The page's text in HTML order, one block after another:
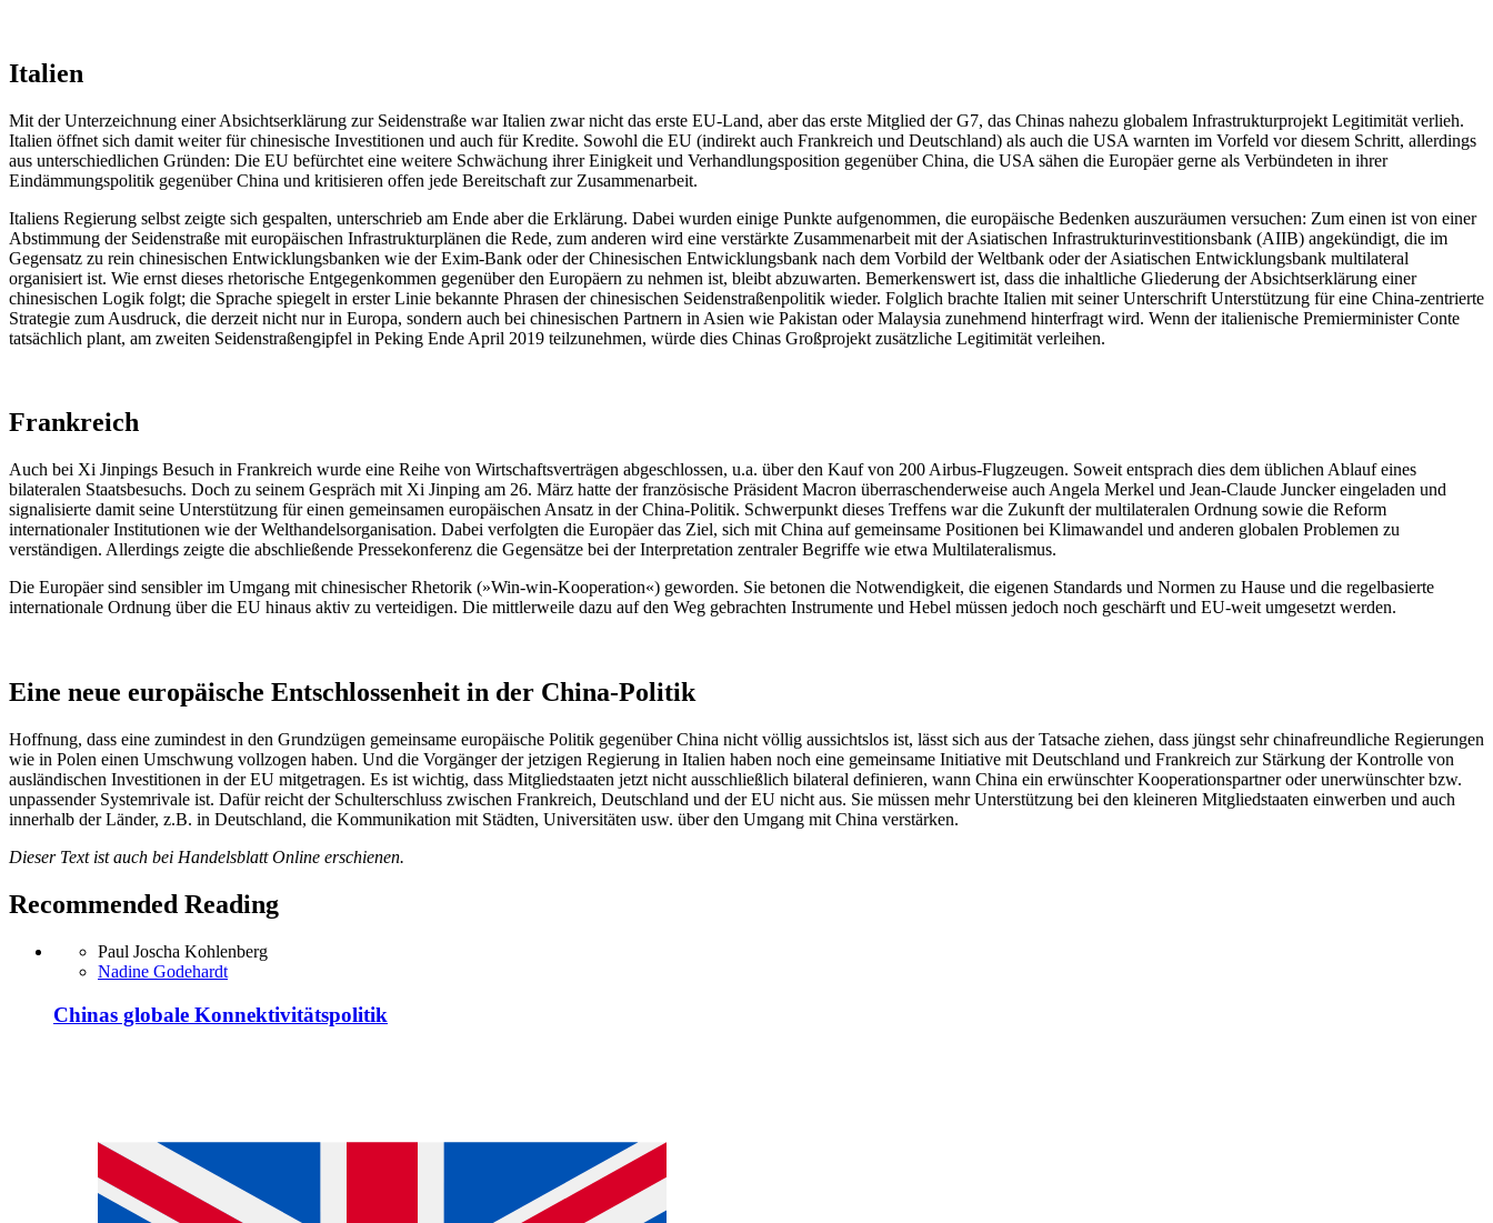
Italien
Mit der Unterzeichnung einer Absichtserklärung zur Seidenstraße war Italien zwar nicht das erste EU-Land, aber das erste Mitglied der G7, das Chinas nahezu globalem Infrastrukturprojekt Legitimität verlieh.
Italien öffnet sich damit weiter für chinesische Investitionen und auch für Kredite. Sowohl die EU (indirekt auch Frankreich und Deutschland) als auch die USA warnten im Vorfeld vor diesem Schritt, allerdings
aus unterschiedlichen Gründen: Die EU befürchtet eine weitere Schwächung ihrer Einigkeit und Verhandlungsposition gegenüber China, die USA sähen die Europäer gerne als Verbündeten in ihrer
Eindämmungspolitik gegenüber China und kritisieren offen jede Bereitschaft zur Zusammenarbeit.
Italiens Regierung selbst zeigte sich gespalten, unterschrieb am Ende aber die Erklärung. Dabei wurden einige Punkte aufgenommen, die europäische Bedenken auszuräumen versuchen: Zum einen ist von einer
Abstimmung der Seidenstraße mit europäischen Infrastrukturplänen die Rede, zum anderen wird eine verstärkte Zusammenarbeit mit der Asiatischen Infrastrukturinvestitionsbank (AIIB) angekündigt, die im
Gegensatz zu rein chinesischen Entwicklungsbanken wie der Exim-Bank oder der Chinesischen Entwicklungsbank nach dem Vorbild der Weltbank oder der Asiatischen Entwicklungsbank multilateral
organisiert ist. Wie ernst dieses rhetorische Entgegenkommen gegenüber den Europäern zu nehmen ist, bleibt abzuwarten. Bemerkenswert ist, dass die inhaltliche Gliederung der Absichtserklärung einer
chinesischen Logik folgt; die Sprache spiegelt in erster Linie bekannte Phrasen der chinesischen Seidenstraßenpolitik wieder. Folglich brachte Italien mit seiner Unterschrift Unterstützung für eine China-zentrierte
Strategie zum Ausdruck, die derzeit nicht nur in Europa, sondern auch bei chinesischen Partnern in Asien wie Pakistan oder Malaysia zunehmend hinterfragt wird. Wenn der italienische Premierminister Conte
tatsächlich plant, am zweiten Seidenstraßengipfel in Peking Ende April 2019 teilzunehmen, würde dies Chinas Großprojekt zusätzliche Legitimität verleihen.
Frankreich
Auch bei Xi Jinpings Besuch in Frankreich wurde eine Reihe von Wirtschaftsverträgen abgeschlossen, u.a. über den Kauf von 200 Airbus-Flugzeugen. Soweit entsprach dies dem üblichen Ablauf eines
bilateralen Staatsbesuchs. Doch zu seinem Gespräch mit Xi Jinping am 26. März hatte der französische Präsident Macron überraschenderweise auch Angela Merkel und Jean-Claude Juncker eingeladen und
signalisierte damit seine Unterstützung für einen gemeinsamen europäischen Ansatz in der China-Politik. Schwerpunkt dieses Treffens war die Zukunft der multilateralen Ordnung sowie die Reform
internationaler Institutionen wie der Welthandelsorganisation. Dabei verfolgten die Europäer das Ziel, sich mit China auf gemeinsame Positionen bei Klimawandel und anderen globalen Problemen zu
verständigen. Allerdings zeigte die abschließende Pressekonferenz die Gegensätze bei der Interpretation zentraler Begriffe wie etwa Multilateralismus.
Die Europäer sind sensibler im Umgang mit chinesischer Rhetorik (»Win-win-Kooperation«) geworden. Sie betonen die Notwendigkeit, die eigenen Standards und Normen zu Hause und die regelbasierte
internationale Ordnung über die EU hinaus aktiv zu verteidigen. Die mittlerweile dazu auf den Weg gebrachten Instrumente und Hebel müssen jedoch noch geschärft und EU-weit umgesetzt werden.
Eine neue europäische Entschlossenheit in der China-Politik
Hoffnung, dass eine zumindest in den Grundzügen gemeinsame europäische Politik gegenüber China nicht völlig aussichtslos ist, lässt sich aus der Tatsache ziehen, dass jüngst sehr chinafreundliche Regierungen
wie in Polen einen Umschwung vollzogen haben. Und die Vorgänger der jetzigen Regierung in Italien haben noch eine gemeinsame Initiative mit Deutschland und Frankreich zur Stärkung der Kontrolle von
ausländischen Investitionen in der EU mitgetragen. Es ist wichtig, dass Mitgliedstaaten jetzt nicht ausschließlich bilateral definieren, wann China ein erwünschter Kooperationspartner oder unerwünschter bzw.
unpassender Systemrivale ist. Dafür reicht der Schulterschluss zwischen Frankreich, Deutschland und der EU nicht aus. Sie müssen mehr Unterstützung bei den kleineren Mitgliedstaaten einwerben und auch
innerhalb der Länder, z.B. in Deutschland, die Kommunikation mit Städten, Universitäten usw. über den Umgang mit China verstärken.
Dieser Text ist auch bei Handelsblatt Online erschienen.
Recommended Reading
Paul Joscha Kohlenberg
Nadine Godehardt
Chinas globale Konnektivitätspolitik